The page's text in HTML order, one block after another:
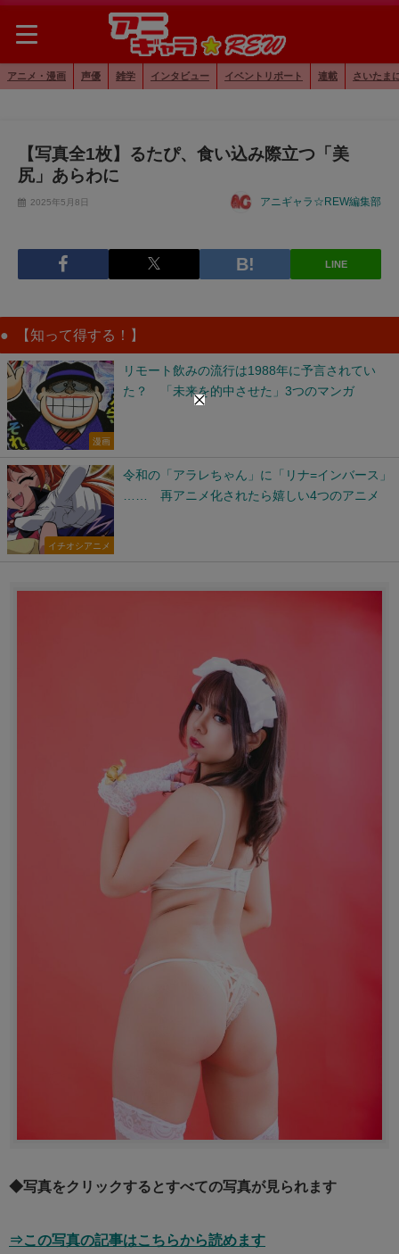
アニメ・漫画 声優 雑学 インタビュー イベントリポート 連載 さいたま
【写真全1枚】るたぴ、食い込み際立つ「美
尻」あらわに
2025年5月8日 アニギャラ☆REW編集部
LINE
【知って得する！】
漫画
リモート飲みの流行は1988年に予言されてい
た？ 「未来を的中させた」3つのマンガ
イチオシアニメ
令和の「アラレちゃん」に「リナ=インバース」
…… 再アニメ化されたら嬉しい4つのアニメ
◆写真をクリックするとすべての写真が見られます
⇒この写真の記事はこちらから読めます